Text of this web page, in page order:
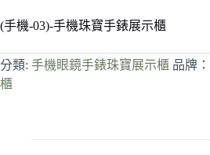
(手機-03)-手機珠寶手錶展示櫃
分類: 手機眼鏡手錶珠寶展示櫃 品牌：
櫃